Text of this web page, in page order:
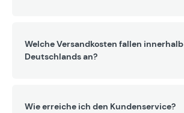
Welche Versandkosten fallen innerhalb
Deutschlands an?
Wie erreiche ich den Kundenservice?